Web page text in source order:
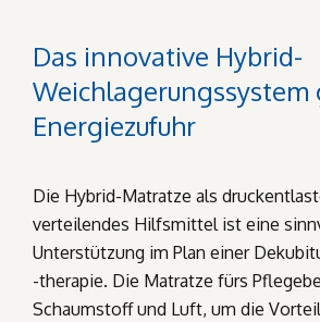
Das innovative Hybrid-
Weichlagerungssystem
Energiezufuhr
Die Hybrid-Matratze als
verteilendes Hilfsmittel ist eine
Unterstützung im Plan einer
-therapie. Die Matratze fürs
Schaumstoff und Luft, um die